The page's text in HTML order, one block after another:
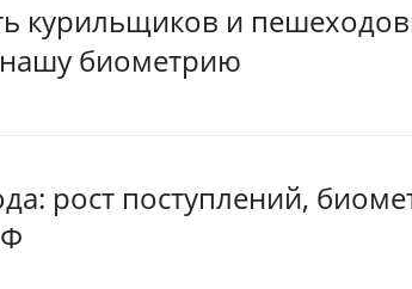
курильщиков и
биометрию
рост поступлений,